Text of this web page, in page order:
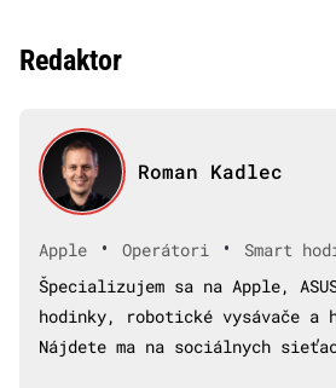
Redaktor
Roman Kadlec
Apple • Operátori •
Smart
Špecializujem sa na Apple,
hodinky, robotické vysávače a
Nájdete ma na sociálnych